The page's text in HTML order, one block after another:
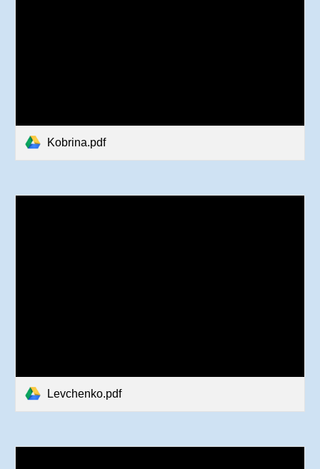
Kobrina.pdf
Levchenko.pdf